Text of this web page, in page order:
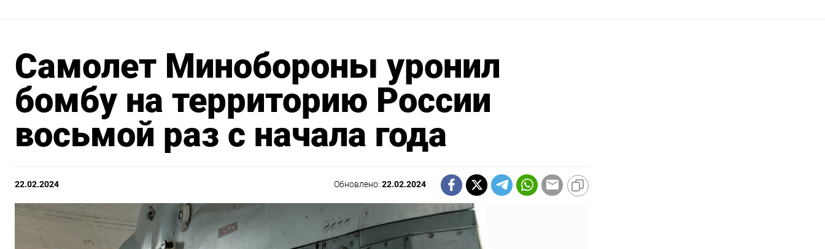
Самолет Минобороны уронил
бомбу на территорию России
восьмой раз с начала года
22.02.2024 Обновлено:22.02.2024